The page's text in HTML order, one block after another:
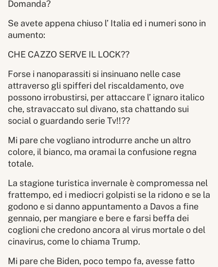
Domanda?
Se avete appena chiuso l’ Italia ed i numeri sono in
aumento:
CHE CAZZO SERVE IL LOCK??
Forse i nanoparassiti si insinuano nelle case
attraverso gli spifferi del riscaldamento, ove
possono irrobustirsi, per attaccare l’ ignaro italico
che, stravaccato sul divano, sta chattando sui
social o guardando serie Tv!!??
Mi pare che vogliano introdurre anche un altro
colore, il bianco, ma oramai la confusione regna
totale.
La stagione turistica invernale è compromessa nel
frattempo, ed i mediocri golpisti se la ridono e se la
godono e si danno appuntamento a Davos a fine
gennaio, per mangiare e bere e farsi beffa dei
coglioni che credono ancora al virus mortale o del
cinavirus, come lo chiama Trump.
Mi pare che Biden, poco tempo fa, avesse fatto